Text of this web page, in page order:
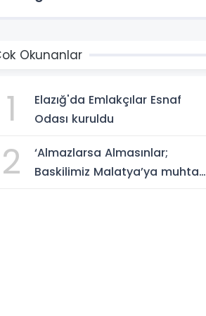
Okunanlar
1
Elazığ'da Emlakçılar Esnaf
Odası kuruldu
2
‘Almazlarsa Almasınlar;
Baskilimiz Malatya’ya muhtaç